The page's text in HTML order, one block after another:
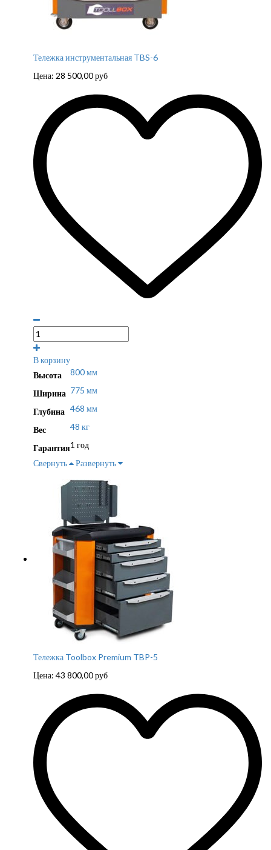
Тележка инструментальная TBS-6
Цена: 28 500,00руб
В корзину
Высота
800 мм
Ширина 775 мм
Глубина 468 мм
Вес 48 кг
Гарантия1 год
Свернуть
Развернуть
Тележка Toolbox Premium TBP-5
Цена: 43 800,00руб